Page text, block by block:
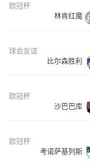
欧冠杯
林肯红魔
球会友谊
比尔森胜利
欧冠杯
沙巴巴库
欧冠杯
考诺萨基列斯